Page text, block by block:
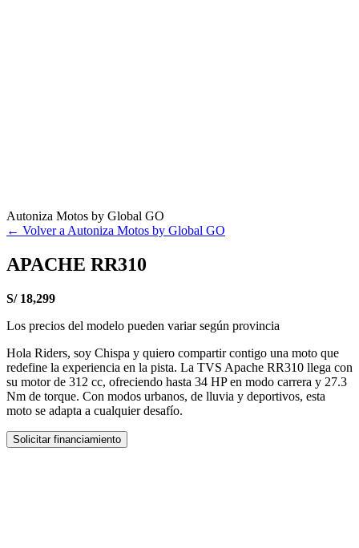
Autoniza Motos by Global GO
← Volver a Autoniza Motos by Global GO
APACHE RR310
S/ 18,299
Los precios del modelo pueden variar según provincia
Hola Riders, soy Chispa y quiero compartir contigo una moto que
redefine la experiencia en la pista. La TVS Apache RR310 llega con
su motor de 312 cc, ofreciendo hasta 34 HP en modo carrera y 27.3
Nm de torque. Con modos urbanos, de lluvia y deportivos, esta
moto se adapta a cualquier desafío.
Solicitar financiamiento